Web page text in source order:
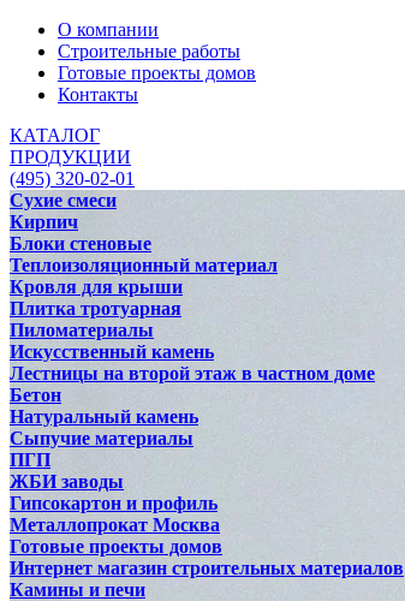
О компании
Строительные работы
Готовые проекты домов
Контакты
КАТАЛОГ
ПРОДУКЦИИ
(495) 320-02-01
Сухие смеси
Кирпич
Блоки стеновые
Теплоизоляционный материал
Кровля для крыши
Плитка тротуарная
Пиломатериалы
Искусственный камень
Лестницы на второй этаж в частном доме
Бетон
Натуральный камень
Сыпучие материалы
ПГП
ЖБИ заводы
Гипсокартон и профиль
Металлопрокат Москва
Готовые проекты домов
Интернет магазин строительных материалов
Камины и печи